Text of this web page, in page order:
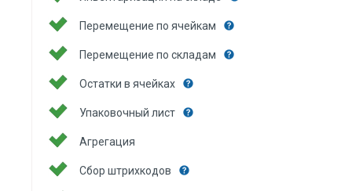
Перемещение по ячейкам
Перемещение по складам
Остатки в ячейках
Упаковочный лист
Агрегация
Сбор штрихкодов